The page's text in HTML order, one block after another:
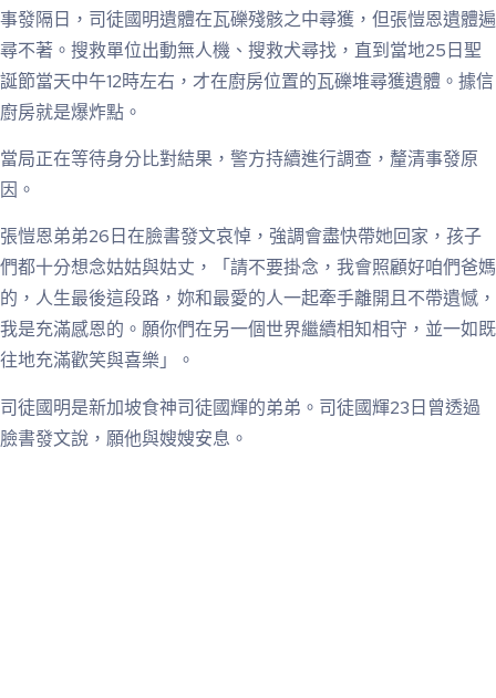
事發隔日，司徒國明遺體在瓦礫殘骸之中尋獲，但張愷恩遺體遍
尋不著。搜救單位出動無人機、搜救犬尋找，直到當地25日聖
誕節當天中午12時左右，才在廚房位置的瓦礫堆尋獲遺體。據信
廚房就是爆炸點。
當局正在等待身分比對結果，警方持續進行調查，釐清事發原
因。
張愷恩弟弟26日在臉書發文哀悼，強調會盡快帶她回家，孩子
們都十分想念姑姑與姑丈，「請不要掛念，我會照顧好咱們爸媽
的，人生最後這段路，妳和最愛的人一起牽手離開且不帶遺憾，
我是充滿感恩的。願你們在另一個世界繼續相知相守，並一如既
往地充滿歡笑與喜樂」。
司徒國明是新加坡食神司徒國輝的弟弟。司徒國輝23日曾透過
臉書發文說，願他與嫂嫂安息。